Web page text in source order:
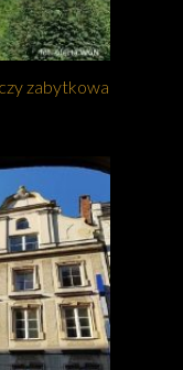
zabytkowa